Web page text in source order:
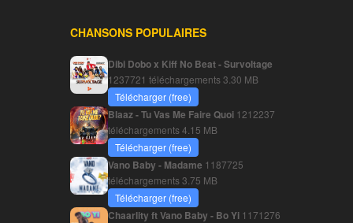
CHANSONS POPULAIRES
Dibi Dobo x Kiff No Beat - Survoltage
1237721 téléchargements3.30 MB
Télécharger (free)
Blaaz - Tu Vas Me Faire Quoi 1212237
téléchargements4.15 MB
Télécharger (free)
Vano Baby - Madame 1187725
téléchargements3.75 MB
Télécharger (free)
Chaarlity ft Vano Baby - Bo Yi 1171276